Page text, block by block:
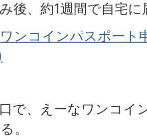
後、約1週間で自宅に
ンコインパスポート
で、えーなワンコイ
。